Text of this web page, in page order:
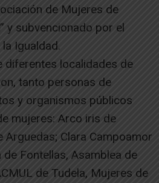
de Mujeres de
y subvencionado por el
Igualdad.
diferentes localidades de
tanto personas de
y organismos públicos
mujeres: Arco iris de
Arguedas; Clara Campoamor
Fontellas, Asamblea de
de Tudela, Mujeres de